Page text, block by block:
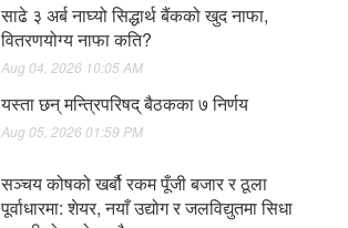
साढे ३ अर्ब नाघ्यो सिद्धार्थ बैंकको खुद नाफा,
वितरणयोग्य नाफा कति?
Aug 04, 2026 10:05 AM
यस्ता छन् मन्त्रिपरिषद् बैठकका ७ निर्णय
Aug 05, 2026 01:59 PM
सञ्चय कोषको खर्बौ रकम पूँजी बजार र ठूला
पूर्वाधारमा: शेयर, नयाँ उद्योग र जलविद्युतमा सिधा